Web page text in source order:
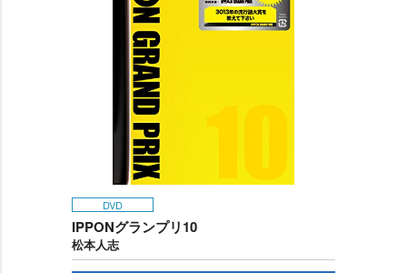
DVD
IPPONグランプリ10
松本人志